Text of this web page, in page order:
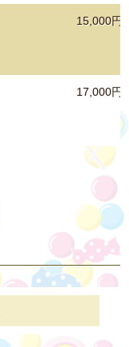
15,000円
17,000円